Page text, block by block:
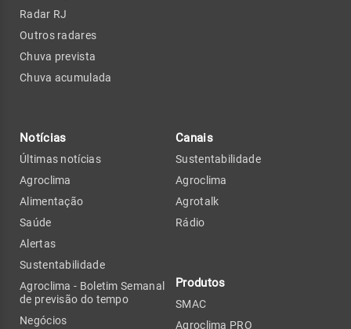
Radar RJ
Outros radares
Chuva prevista
Chuva acumulada
Notícias
Últimas notícias
Agroclima
Alimentação
Saúde
Alertas
Sustentabilidade
Agroclima - Boletim Semanal
de previsão do tempo
Negócios
Canais
Sustentabilidade
Agroclima
Agrotalk
Rádio
Produtos
SMAC
Agroclima PRO